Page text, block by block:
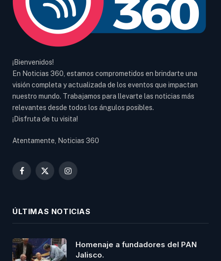
¡Bienvenidos!
En Noticias 360, estamos comprometidos en brindarte una
visión completa y actualizada de los eventos que impactan
nuestro mundo. Trabajamos para llevarte las noticias más
relevantes desde todos los ángulos posibles.
¡Disfruta de tu visita!
Atentamente, Noticias 360
Facebook
X
Instagram
ÚLTIMAS NOTICIAS
Homenaje a fundadores del PAN
Jalisco.